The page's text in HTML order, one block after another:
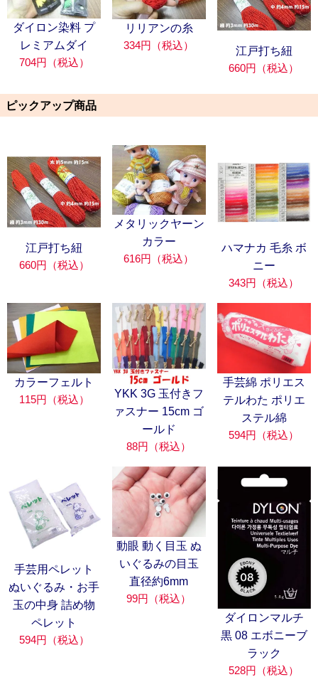
ダイロン染料 プ
レミアムダイ
704円（税込）
リリアンの糸
334円（税込）
江戸打ち紐
660円（税込）
ピックアップ商品
江戸打ち紐
660円（税込）
メタリックヤーン
カラー
616円（税込）
ハマナカ 毛糸 ボ
ニー
343円（税込）
カラーフェルト
115円（税込）
YKK 3G 玉付きフ
ァスナー 15cm ゴ
ールド
88円（税込）
手芸綿 ポリエス
テルわた ポリエ
ステル綿
594円（税込）
手芸用ペレット
ぬいぐるみ・お手
玉の中身 詰め物
ペレット
594円（税込）
動眼 動く目玉 ぬ
いぐるみの目玉
直径約6mm
99円（税込）
ダイロンマルチ
黒 08 エボニーブ
ラック
528円（税込）